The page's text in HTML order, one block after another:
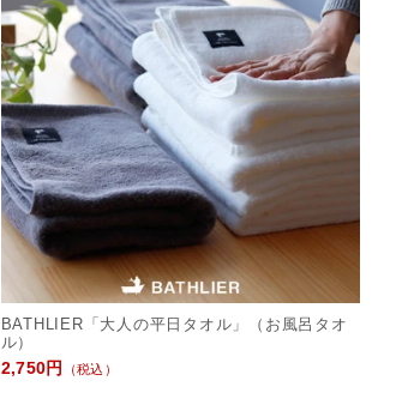
BATHLIER「大人の平日タオル」（お風呂タオ
ル）
2,750円
（税込）